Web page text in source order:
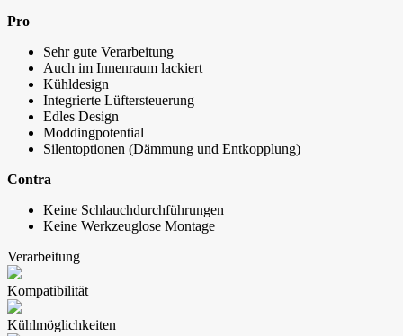
Pro
Sehr gute Verarbeitung
Auch im Innenraum lackiert
Kühldesign
Integrierte Lüftersteuerung
Edles Design
Moddingpotential
Silentoptionen (Dämmung und Entkopplung)
Contra
Keine Schlauchdurchführungen
Keine Werkzeuglose Montage
Verarbeitung
Kompatibilität
Kühlmöglichkeiten